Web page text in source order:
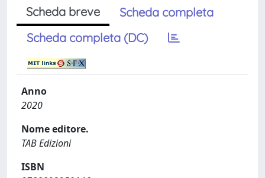
Scheda breve
Scheda completa
Scheda completa (DC)
Anno
2020
Nome editore.
TAB Edizioni
ISBN